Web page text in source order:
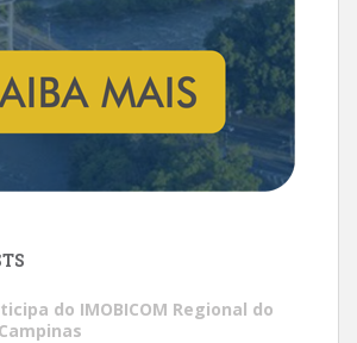
do IMOBICOM Regional do